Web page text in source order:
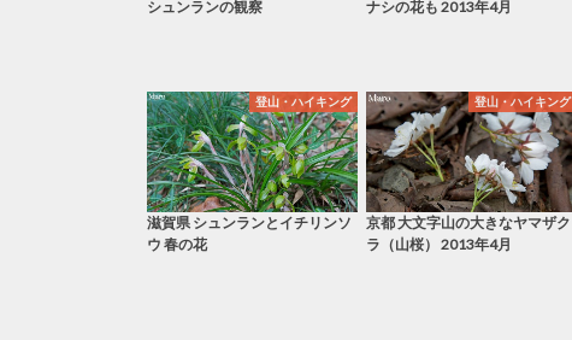
シュンランの観察
ナシの花も 2013年4月
登山・ハイキング
滋賀県 シュンランとイチリンソ
ウ 春の花
登山・ハイキング
京都 大文字山の大きなヤマザク
ラ（山桜） 2013年4月